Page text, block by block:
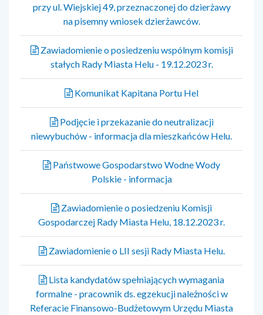
przy ul. Wiejskiej 49, przeznaczonej do dzierżawy
na pisemny wniosek dzierżawców.
Zawiadomienie o posiedzeniu wspólnym komisji
stałych Rady Miasta Helu - 19.12.2023 r.
Komunikat Kapitana Portu Hel
Podjęcie i przekazanie do neutralizacji
niewybuchów - informacja dla mieszkańców Helu.
Państwowe Gospodarstwo Wodne Wody
Polskie - informacja
Zawiadomienie o posiedzeniu Komisji
Gospodarczej Rady Miasta Helu, 18.12.2023 r.
Zawiadomienie o LII sesji Rady Miasta Helu.
Lista kandydatów spełniających wymagania
formalne - pracownik ds. egzekucji należności w
Referacie Finansowo-Budżetowym Urzędu Miasta